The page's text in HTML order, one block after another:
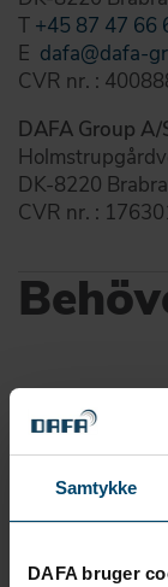
Samtykke
DAFA bruger
T +45 87 47 66
E dafa@dafa-
CVR nr. :
DAFA Group A/
DK-8220
CVR nr. :
Kontakta våra
– i alla faser av